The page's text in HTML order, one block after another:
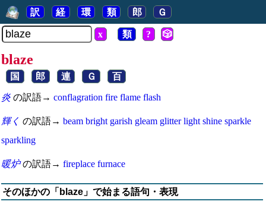
訳 経 環 類 郎 Ｇ
x 類 ? 🎲
blaze
国 郎 連 Ｇ 百
炎 の訳語→ conflagration fire flame flash
輝く の訳語→ beam bright garish gleam glitter light shine sparkle
sparkling
暖炉の訳語→ fireplace furnace
そのほかの「blaze」で始まる語句・表現